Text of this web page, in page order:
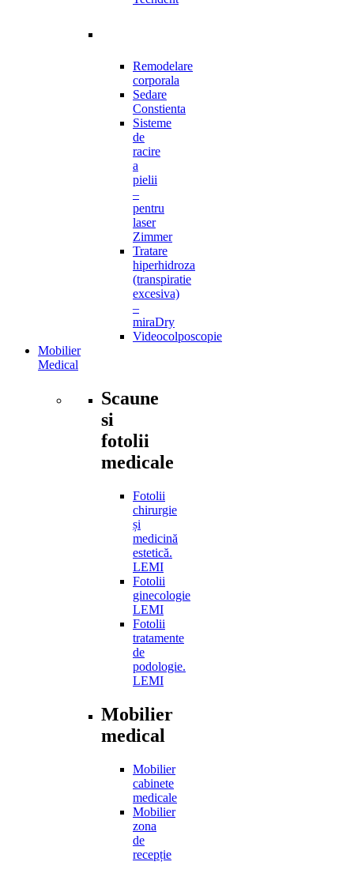
Remodelare
corporala
Sedare
Constienta
Sisteme
de
racire
a
pielii
–
pentru
laser
Zimmer
Tratare
hiperhidroza
(transpiratie
excesiva)
–
miraDry
Videocolposcopie
Mobilier
Medical
Scaune
si
fotolii
medicale
Fotolii
chirurgie
și
medicină
estetică.
LEMI
Fotolii
ginecologie
LEMI
Fotolii
tratamente
de
podologie.
LEMI
Mobilier
medical
Mobilier
cabinete
medicale
Mobilier
zona
de
recepție